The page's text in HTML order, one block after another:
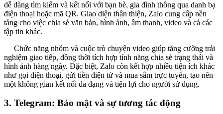
dễ dàng tìm kiếm và kết nối với bạn bè, gia đình thông qua danh bạ
điện thoại hoặc mã QR. Giao diện thân thiện, Zalo cung cấp nền
tảng cho việc chia sẻ văn bản, hình ảnh, âm thanh, video và cả các
tập tin khác.
Chức năng nhóm và cuộc trò chuyện video giúp tăng cường trải
nghiệm giao tiếp, đồng thời tích hợp tính năng chia sẻ trạng thái và
hình ảnh hàng ngày. Đặc biệt, Zalo còn kết hợp nhiều tiện ích khác
như gọi điện thoại, gửi tiền điện tử và mua sắm trực tuyến, tạo nên
một không gian kết nối đa dạng và tiện lợi cho người sử dụng.
3. Telegram: Bảo mật và sự tương tác động